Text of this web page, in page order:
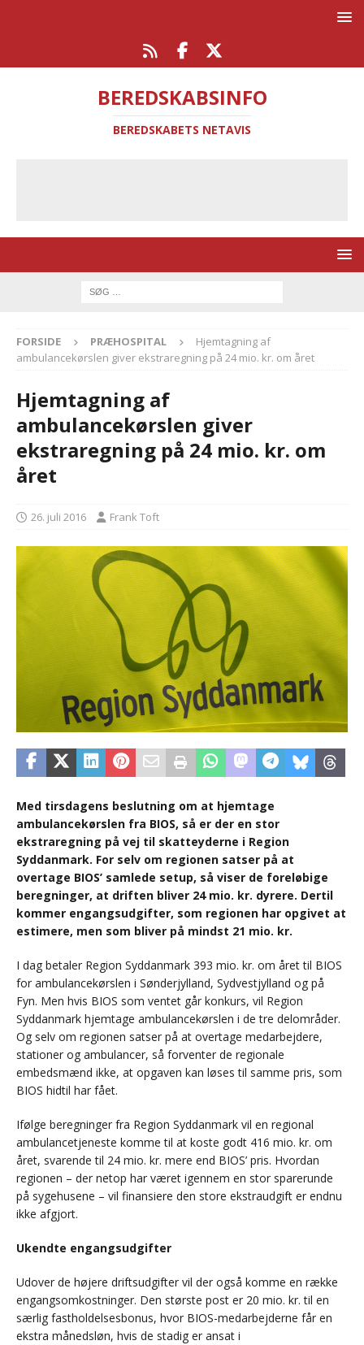
BEREDSKABSINFO
BEREDSKABETS NETAVIS
FORSIDE PRÆHOSPITAL
Hjemtagning af
ambulancekørslen giver ekstraregning på 24 mio. kr. om året
Hjemtagning af
ambulancekørslen giver
ekstraregning på 24 mio. kr. om
året
26. juli 2016 Frank Toft
Med tirsdagens beslutning om at hjemtage
ambulancekørslen fra BIOS, så er der en stor
ekstraregning på vej til skatteyderne i Region
Syddanmark. For selv om regionen satser på at
overtage BIOS’ samlede setup, så viser de foreløbige
beregninger, at driften bliver 24 mio. kr. dyrere. Dertil
kommer engangsudgifter, som regionen har opgivet at
estimere, men som bliver på mindst 21 mio. kr.
I dag betaler Region Syddanmark 393 mio. kr. om året til BIOS
for ambulancekørslen i Sønderjylland, Sydvestjylland og på
Fyn. Men hvis BIOS som ventet går konkurs, vil Region
Syddanmark hjemtage ambulancekørslen i de tre delområder.
Og selv om regionen satser på at overtage medarbejdere,
stationer og ambulancer, så forventer de regionale
embedsmænd ikke, at opgaven kan løses til samme pris, som
BIOS hidtil har fået.
Ifølge beregninger fra Region Syddanmark vil en regional
ambulancetjeneste komme til at koste godt 416 mio. kr. om
året, svarende til 24 mio. kr. mere end BIOS’ pris. Hvordan
regionen – der netop har været igennem en stor sparerunde
på sygehusene – vil finansiere den store ekstraudgift er endnu
ikke afgjort.
Ukendte engangsudgifter
Udover de højere driftsudgifter vil der også komme en række
engangsomkostninger. Den største post er 20 mio. kr. til en
særlig fastholdelsesbonus, hvor BIOS-medarbejderne får en
ekstra månedsløn, hvis de stadig er ansat i